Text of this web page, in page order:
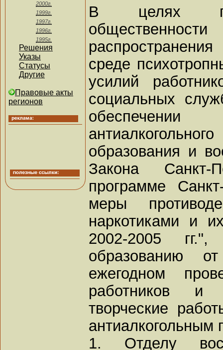
2000г.
1999г.
1997г.
1996г.
1995г.
Решения
Указы
Статусы
Другие
Правовые акты
регионов
В целях
среде
усилий
социальных
образования и
Закона Санкт-
программе
меры
наркотиками и
2002-2005
образованию
ежегодном
работников
творческие
антиалкогольным
1. Отделу